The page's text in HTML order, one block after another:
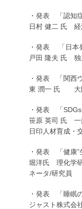
・発表 「認知
日村 健二 氏
・発表 「日本
戸田 隆夫 氏 独
・発表 「関西
東 潤一 氏 大
・発表 「
笹原 英司 氏 一
日印人材育成・
・発表 「健康”
堀洋氏 理化学
ネータ/研究員
・発表 「睡眠
ジャスト株式